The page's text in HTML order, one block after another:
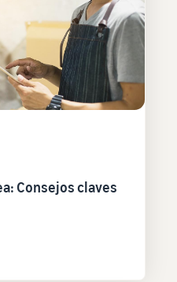
Consejos claves